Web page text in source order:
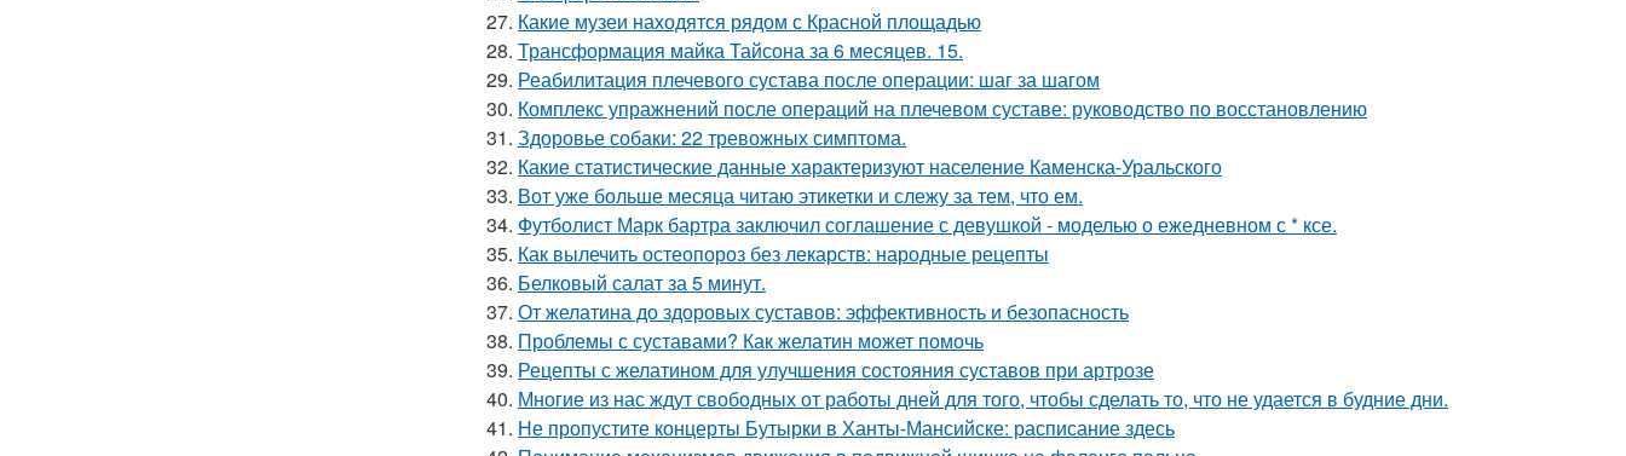
27. Какие музеи находятся рядом с Красной площадью
28. Трансформация майка Тайсона за 6 месяцев. 15.
29. Реабилитация плечевого сустава после операции: шаг за шагом
30. Комплекс упражнений после операций на плечевом суставе: руководство по восстановлению
31. Здоровье собаки: 22 тревожных симптома.
32. Какие статистические данные характеризуют население Каменска-Уральского
33. Вот уже больше месяца читаю этикетки и слежу за тем, что ем.
34. Футболист Марк бартра заключил соглашение с девушкой - моделью о ежедневном с * ксе.
35. Как вылечить остеопороз без лекарств: народные рецепты
36. Белковый салат за 5 минут.
37. От желатина до здоровых суставов: эффективность и безопасность
38. Проблемы с суставами? Как желатин может помочь
39. Рецепты с желатином для улучшения состояния суставов при артрозе
40. Многие из нас ждут свободных от работы дней для того, чтобы сделать то, что не удается в будние дни.
41. Не пропустите концерты Бутырки в Ханты-Мансийске: расписание здесь